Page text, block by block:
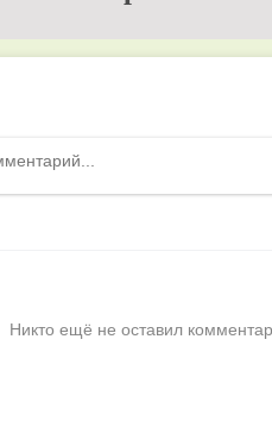
Никто ещё не оставил